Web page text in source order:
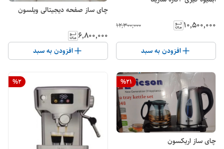
۱۰٬۵۰۰٬۰۰۰ ۱۲٬۳۰۰٬۰۰۰
افزودن به سبد
چای ساز صفحه دیجیتالی ویلسون
۶٬۸۰۰٬۰۰۰
افزودن به سبد
%21
چای ساز اریکسون
%2